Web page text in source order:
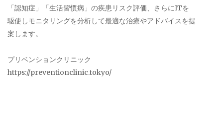
「認知症」「生活習慣病」の疾患リスク評価、さらにITを
駆使しモニタリングを分析して最適な治療やアドバイスを提
案します。
プリベンションクリニック
https://preventionclinic.tokyo/